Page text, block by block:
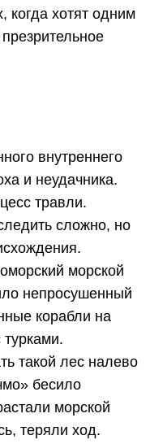
когда хотят одним
внутреннего
и неудачника.
травли.
сложно, но
морской
непросушенный
корабли на
такой лес налево
бесило
морской
теряли ход.